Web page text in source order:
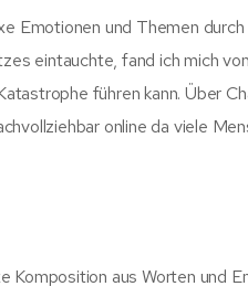
Emotionen und Themen
eintauchte, fand ich mich
führen kann. Über
online da viele
Komposition aus Worten und